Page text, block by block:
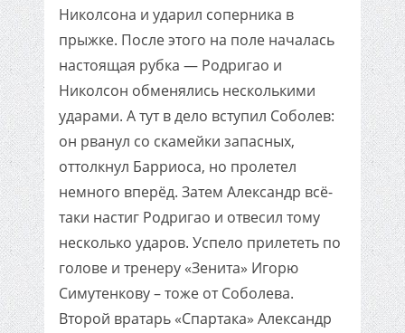
Николсона и ударил соперника в
прыжке. После этого на поле началась
настоящая рубка — Родригао и
Николсон обменялись несколькими
ударами. А тут в дело вступил Соболев:
он рванул со скамейки запасных,
оттолкнул Барриоса, но пролетел
немного вперёд. Затем Александр всё-
таки настиг Родригао и отвесил тому
несколько ударов. Успело прилететь по
голове и тренеру «Зенита» Игорю
Симутенкову – тоже от Соболева.
Второй вратарь «Спартака» Александр